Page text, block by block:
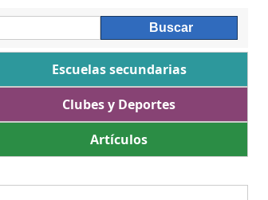
Escuelas secundarias
Clubes y Deportes
Artículos